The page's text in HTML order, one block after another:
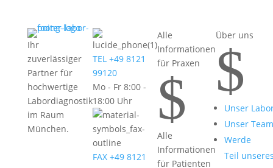
Ihr
zuverlässiger
Partner für
hochwertige
Labordiagnostik
im Raum
München.
TEL +49 8121
99120
Mo - Fr 8:00 -
18:00 Uhr
FAX +49 8121
Alle
Informationen
für Praxen
$
Alle
Informationen
für Patienten
Über uns
$
Unser
Unser Team
Werde
Teil